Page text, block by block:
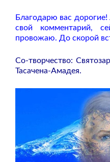
Благодарю вас
свой комментарий,
провожаю. До скорой
Со-творчество:
Тасачена-Амадея.